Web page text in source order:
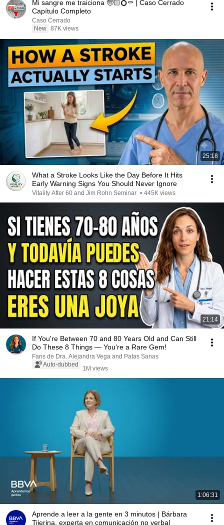
Mi sangre me traiciona 🧓🏻💍⚰️ | Caso Cerrado
Capítulo Completo
Caso Cerrado
New 87K views
25:18
What a Stroke Looks Like the Day Before It Hits
Early Warning Signs You Should Never Ignore
Vitality After 60 and Jim Rohn Seminar • 445K views
21:14
If You're Between 70 and 80 Years Old and Can Still
Do These 8 Things — You're a Rare Gem!
Fans de Dra. Alejandra Vega and Patas Sanas
Auto-dubbed
1M views
1:06:31
Aprende a leer a la gente en 3 minutos | Bárbara
Tijerina, experta en comunicación no verbal